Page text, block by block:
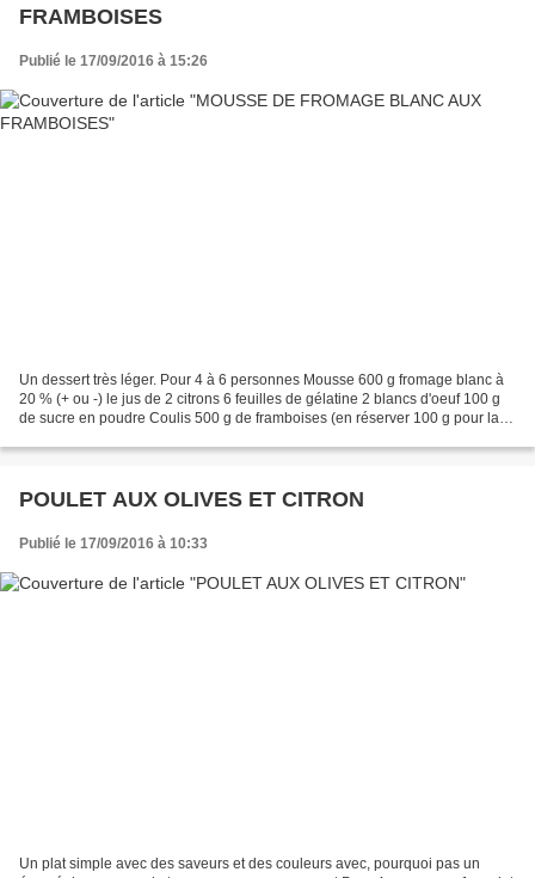
FRAMBOISES
Publié le 17/09/2016 à 15:26
Un dessert très léger. Pour 4 à 6 personnes Mousse 600 g fromage blanc à
20 % (+ ou -) le jus de 2 citrons 6 feuilles de gélatine 2 blancs d'oeuf 100 g
de sucre en poudre Coulis 500 g de framboises (en réserver 100 g pour la
POULET AUX OLIVES ET CITRON
Publié le 17/09/2016 à 10:33
Un plat simple avec des saveurs et des couleurs avec, pourquoi pas un